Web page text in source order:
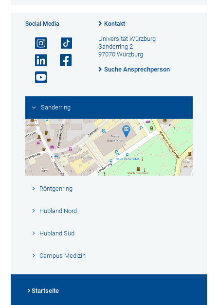
Social Media Kontakt
Universität Würzburg
Sanderring 2
97070 Würzburg
Suche Ansprechperson
Sanderring
Röntgenring
Hubland Nord
Hubland Süd
Campus Medizin
Startseite